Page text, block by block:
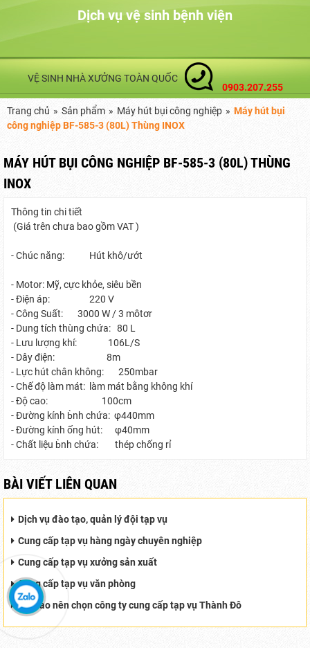
Dịch vụ vệ sinh bệnh viện
VỆ SINH NHÀ XƯỞNG TOÀN QUỐC
0903.207.255
Trang chủ » Sản phẩm » Máy hút bụi công nghiệp » Máy hút bụi
công nghiệp BF-585-3 (80L) Thùng INOX
MÁY HÚT BỤI CÔNG NGHIỆP BF-585-3 (80L) THÙNG
INOX
Thông tin chi tiết
(Giá trên chưa bao gồm VAT )
- Chúc năng: Hút khô/ướt
- Motor: Mỹ, cực khỏe, siêu bền
- Điện áp: 220 V
- Công Suất: 3000 W / 3 môtơr
- Dung tích thùng chứa: 80 L
- Lưu lượng khí: 106L/S
- Dây điện: 8m
- Lực hút chân không: 250mbar
- Chế độ làm mát: làm mát bằng không khí
- Độ cao: 100cm
- Đường kính b̀nh chứa: φ440mm
- Đường kính ống hút: φ40mm
- Chất liệu b̀nh chứa: thép chống rỉ
BÀI VIẾT LIÊN QUAN
Dịch vụ đào tạo, quản lý đội tạp vụ
Cung cấp tạp vụ hàng ngày chuyên nghiệp
Cung cấp tạp vụ xưởng sản xuất
Cung cấp tạp vụ văn phòng
Tại sao nên chọn công ty cung cấp tạp vụ Thành Đô